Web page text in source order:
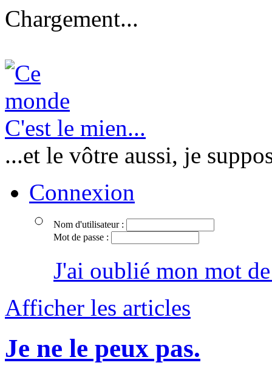
Chargement...
C'est le mien...
...et le vôtre aussi, je
Connexion
Nom d'utilisateur :
Mot de passe :
J'ai oublié mon mot de
Afficher les articles
Je ne le peux pas.